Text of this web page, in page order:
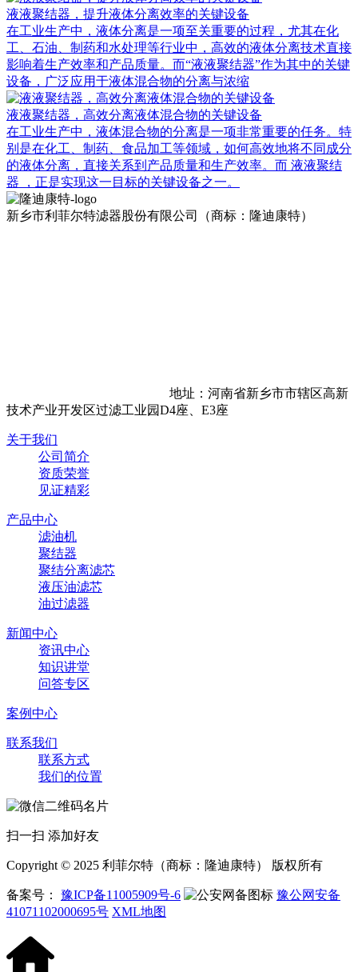
液液聚结器，提升液体分离效率的关键设备
在工业生产中，液体分离是一项至关重要的过程，尤其在化
工、石油、制药和水处理等行业中，高效的液体分离技术直接
影响着生产效率和产品质量。而“液液聚结器”作为其中的关键
设备，广泛应用于液体混合物的分离与浓缩
液液聚结器，高效分离液体混合物的关键设备
在工业生产中，液体混合物的分离是一项非常重要的任务。特
别是在化工、制药、食品加工等领域，如何高效地将不同成分
的液体分离，直接关系到产品质量和生产效率。而 液液聚结
器 ，正是实现这一目标的关键设备之一。
新乡市利菲尔特滤器股份有限公司（商标：隆迪康特）
地址：河南省新乡市市辖区高新
技术产业开发区过滤工业园D4座、E3座
关于我们
公司简介
资质荣誉
见证精彩
产品中心
滤油机
聚结器
聚结分离滤芯
液压油滤芯
油过滤器
新闻中心
资讯中心
知识讲堂
问答专区
案例中心
联系我们
联系方式
我们的位置
扫一扫 添加好友
Copyright © 2025 利菲尔特（商标：隆迪康特） 版权所有
备案号： 豫ICP备11005909号-6
豫公网安备
41071102000695号 XML地图